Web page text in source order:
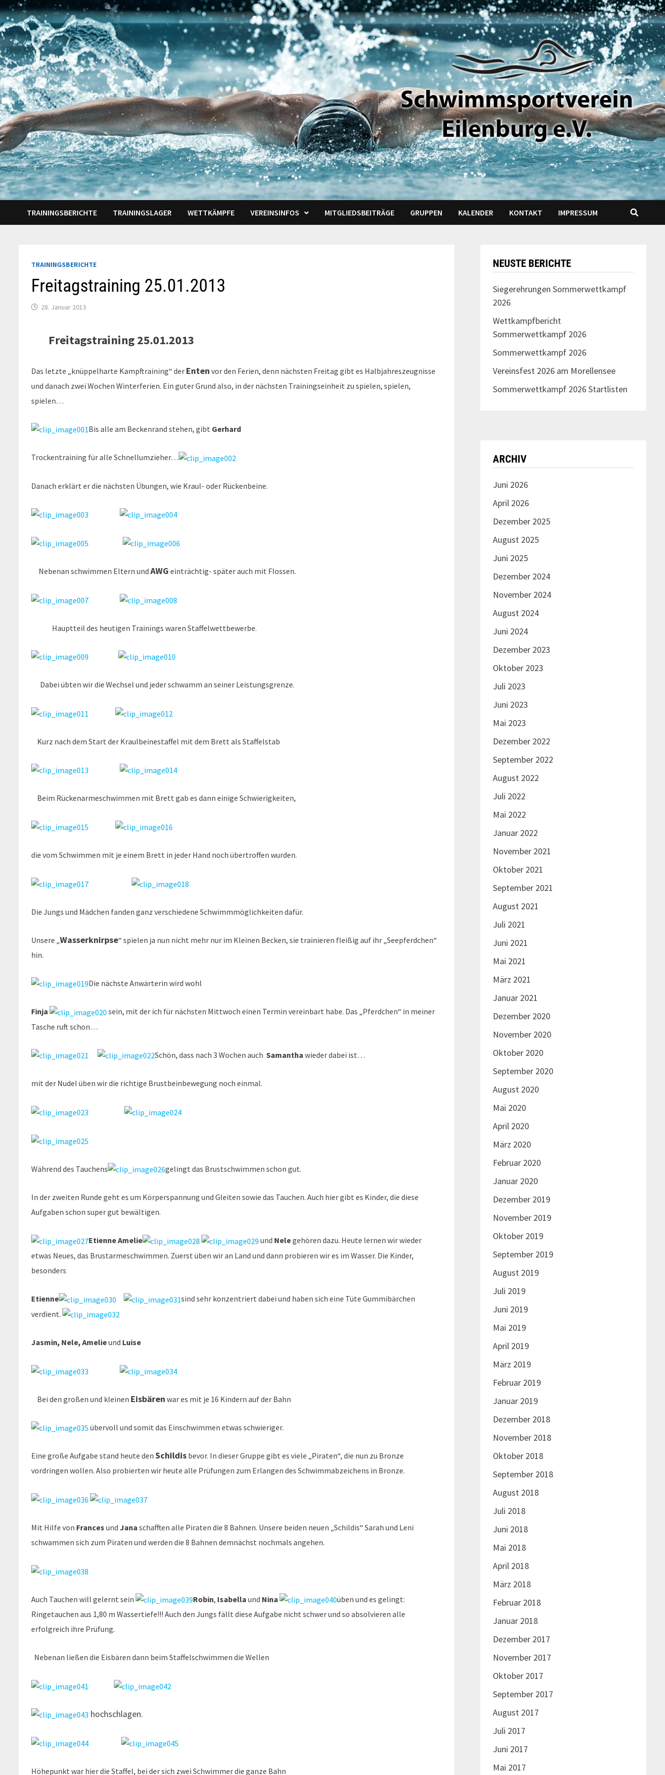
Zum
Inhalt
springen
TRAININGSBERICHTE TRAININGSLAGER WETTKÄMPFE VEREINSINFOS MITGLIEDSBEITRÄGE GRUPPEN KALENDER KONTAKT IMPRESSUM
TRAININGSBERICHTE
Freitagstraining 25.01.2013
28. Januar 2013
Freitagstraining25.01.2013
Das letzte „knüppelharte Kampftraining“ der Enten vor den Ferien, denn nächsten Freitag gibt es Halbjahreszeugnisse
und danach zwei Wochen Winterferien. Ein guter Grund also, in der nächsten Trainingseinheit zu spielen, spielen,
spielen…
Bis alle am Beckenrand stehen, gibt Gerhard
Trockentraining für alle Schnellumzieher…
Danach erklärt er die nächsten Übungen, wie Kraul- oder Rückenbeine.
Nebenan schwimmen Eltern undAWG einträchtig- später auch mit Flossen.
Hauptteil des heutigen Trainings waren Staffelwettbewerbe.
Dabei übten wir die Wechsel und jeder schwamm an seiner Leistungsgrenze.
Kurz nach dem Start der Kraulbeinestaffel mit dem Brett als Staffelstab
Beim Rückenarmeschwimmen mit Brett gab es dann einige Schwierigkeiten,
die vom Schwimmen mit je einem Brett in jeder Hand noch übertroffen wurden.
Die Jungs und Mädchen fanden ganz verschiedene Schwimmmöglichkeiten dafür.
Unsere „Wasserknirpse“ spielen ja nun nicht mehr nur im Kleinen Becken, sie trainieren fleißig auf ihr „Seepferdchen“
hin.
Die nächste Anwärterin wird wohl
Finja
sein, mit der ich für nächsten Mittwoch einen Termin vereinbart habe. Das „Pferdchen“ in meiner
Tasche ruft schon…
Schön, dass nach 3 Wochen auch Samantha wieder dabei ist…
mit der Nudel üben wir die richtige Brustbeinbewegung noch einmal.
Während des Tauchens gelingt das Brustschwimmen schon gut.
In der zweiten Runde geht es um Körperspannung und Gleiten sowie das Tauchen. Auch hier gibt es Kinder, die diese
Aufgaben schon super gut bewältigen.
Etienne Amelie und Nelegehören dazu. Heute lernen wir wieder
etwas Neues, das Brustarmeschwimmen. Zuerst üben wir an Land und dann probieren wir es im Wasser. Die Kinder,
besonders
Etienne
sind sehr konzentriert dabei und haben sich eine Tüte Gummibärchen
verdient.
Jasmin, Nele, Amelieund Luise
Bei den großen und kleinen Eisbären war es mit je 16 Kindern auf der Bahn
übervoll und somit das Einschwimmen etwas schwieriger.
Eine große Aufgabe stand heute denSchildis bevor. In dieser Gruppe gibt es viele „Piraten“, die nun zu Bronze
vordringen wollen. Also probierten wir heute alle Prüfungen zum Erlangen des Schwimmabzeichens in Bronze.
Mit Hilfe von Frances und Jana schafften alle Piraten die 8 Bahnen. Unsere beiden neuen „Schildis“ Sarah und Leni
schwammen sich zum Piraten und werden die 8 Bahnen demnächst nochmals angehen.
Auch Tauchen will gelernt sein Robin, Isabella und Nina
üben und es gelingt:
Ringetauchen aus 1,80 m Wassertiefe!!! Auch den Jungs fällt diese Aufgabe nicht schwer und so absolvieren alle
erfolgreich ihre Prüfung.
Nebenan ließen die Eisbären dann beim Staffelschwimmen die Wellen
hochschlagen.
Höhepunkt war hier die Staffel, bei der sich zwei Schwimmer die ganze Bahn
NEUSTE BERICHTE
Siegerehrungen Sommerwettkampf
2026
Wettkampfbericht
Sommerwettkampf 2026
Sommerwettkampf 2026
Vereinsfest 2026 am Morellensee
Sommerwettkampf 2026 Startlisten
ARCHIV
Juni 2026
April 2026
Dezember 2025
August 2025
Juni 2025
Dezember 2024
November 2024
August 2024
Juni 2024
Dezember 2023
Oktober 2023
Juli 2023
Juni 2023
Mai 2023
Dezember 2022
September 2022
August 2022
Juli 2022
Mai 2022
Januar 2022
November 2021
Oktober 2021
September 2021
August 2021
Juli 2021
Juni 2021
Mai 2021
März 2021
Januar 2021
Dezember 2020
November 2020
Oktober 2020
September 2020
August 2020
Mai 2020
April 2020
März 2020
Februar 2020
Januar 2020
Dezember 2019
November 2019
Oktober 2019
September 2019
August 2019
Juli 2019
Juni 2019
Mai 2019
April 2019
März 2019
Februar 2019
Januar 2019
Dezember 2018
November 2018
Oktober 2018
September 2018
August 2018
Juli 2018
Juni 2018
Mai 2018
April 2018
März 2018
Februar 2018
Januar 2018
Dezember 2017
November 2017
Oktober 2017
September 2017
August 2017
Juli 2017
Juni 2017
Mai 2017